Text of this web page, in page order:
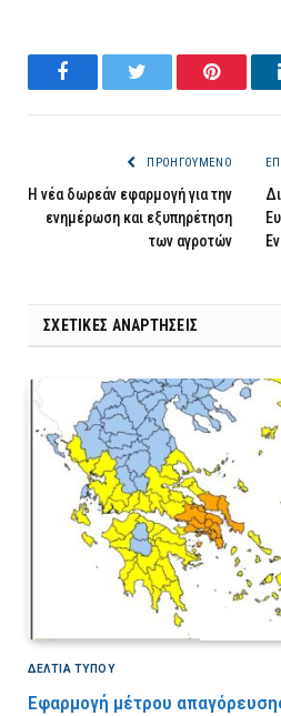
FacebookTwitter Pinterest
ΠΡΟΗΓΟΎΜΕΝΟ
Η νέα δωρεάν εφαρμογή για την
ενημέρωση και εξυπηρέτηση
των αγροτών
ΣΧΕΤΙΚΈΣ ΑΝΑΡΤΉΣΕΙΣ
ΔΕΛΤΙΑ ΤΥΠΟΥ
Εφαρμογή μέτρου